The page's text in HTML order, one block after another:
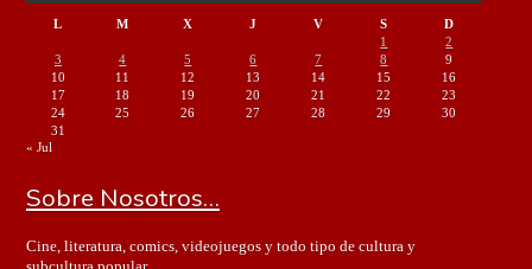
L M X J V S
D
1
2
3
4 5 6 7 8
9
10
11 12 13 14 15
16
17
18 19 20 21 22
23
24
25 26 27 28 29
30
31
« Jul
Sobre Nosotros…
Cine, literatura, comics, videojuegos y todo tipo de cultura y